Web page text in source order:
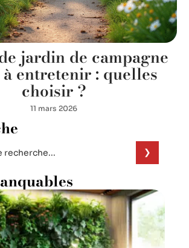
jardin de campagne
entretenir : quelles
choisir ?
11 mars 2026